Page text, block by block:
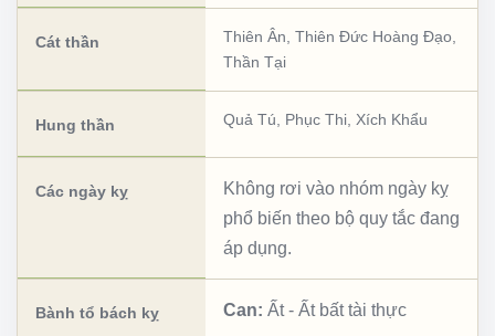
Cát thần Thiên Ân Thiên Đức Hoàng Đạo
Thần Tại
Hung thần Quả Tú Phục Thi Xích Khẩu
Các ngày kỵ
Không rơi vào nhóm ngày kỵ
phổ biến theo bộ quy tắc đang
áp dụng.
Bành tổ bách kỵ Can: Ất- Ất bất tài thực